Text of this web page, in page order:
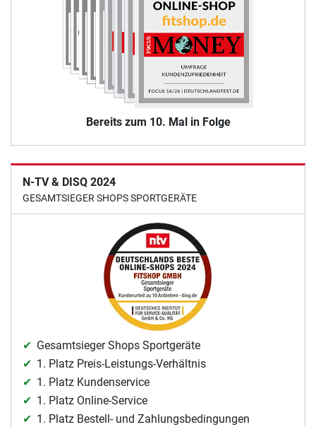
Bereits zum 10. Mal in Folge
N-TV & DISQ 2024
GESAMTSIEGER SHOPS SPORTGERÄTE
Gesamtsieger Shops Sportgeräte
1. Platz Preis-Leistungs-Verhältnis
1. Platz Kundenservice
1. Platz Online-Service
1. Platz Bestell- und Zahlungsbedingungen